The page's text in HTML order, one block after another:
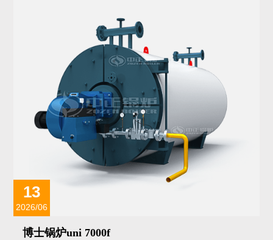
13
2026/06
博士锅炉uni 7000f